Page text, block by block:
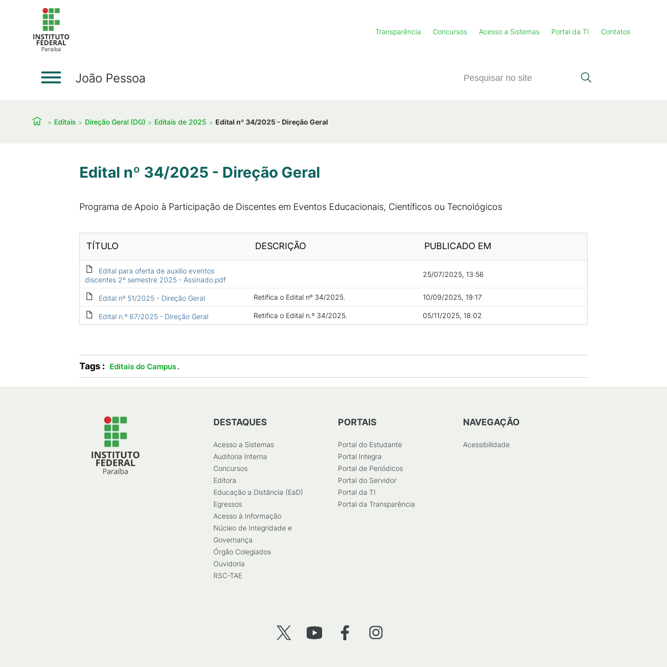
Transparência Concursos Acesso a Sistemas Portal da TI Contatos
João Pessoa
Editais Direção Geral (DG) Editais de 2025 Edital nº 34/2025 - Direção Geral
Edital nº 34/2025 - Direção Geral
Programa de Apoio à Participação de Discentes em Eventos Educacionais, Científicos ou Tecnológicos
TÍTULO DESCRIÇÃO PUBLICADO EM
Edital para oferta de auxilio eventos
discentes 2º semestre 2025 - Assinado.pdf
25/07/2025, 13:56
Edital nº 51/2025 - Direção Geral Retifica o Edital nº 34/2025. 10/09/2025, 19:17
Edital n.º 67/2025 - Direção Geral Retifica o Edital n.º 34/2025. 05/11/2025, 18:02
Tags : Editais do Campus.
DESTAQUES
Acesso a Sistemas
Auditoria Interna
Concursos
Editora
Educação a Distância (EaD)
Egressos
Acesso à Informação
Núcleo de Integridade e
Governança
Órgão Colegiados
Ouvidoria
RSC-TAE
PORTAIS
Portal do Estudante
Portal Integra
Portal de Periódicos
Portal do Servidor
Portal da TI
Portal da Transparência
NAVEGAÇÃO
Acessibilidade